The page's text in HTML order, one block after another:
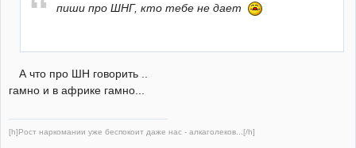
пиши про ШНГ, кто тебе не дает
А что про ШН говорить ..
гамно и в африке гамно...
[h]Рост наркомании уже беспокоит даже нас - алкаголеков...[/h]